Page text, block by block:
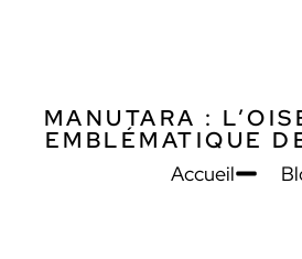
MANUTARA :
EMBLÉMATIQUE
Accueil